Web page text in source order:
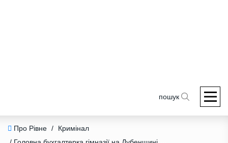
пошук
Про Рівне /
Кримінал